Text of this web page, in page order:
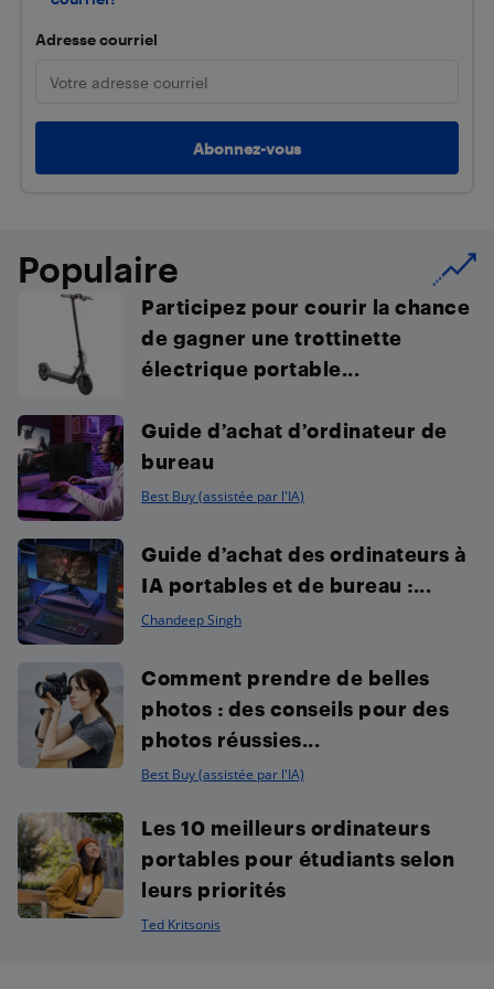
Adresse courriel
Populaire
Participez pour courir la chance
de gagner une trottinette
électrique portable...
Guide d’achat d’ordinateur de
bureau
Best Buy (assistée par l'IA)
Guide d’achat des ordinateurs à
IA portables et de bureau :...
Chandeep Singh
Comment prendre de belles
photos : des conseils pour des
photos réussies...
Best Buy (assistée par l'IA)
Les 10 meilleurs ordinateurs
portables pour étudiants selon
leurs priorités
Ted Kritsonis